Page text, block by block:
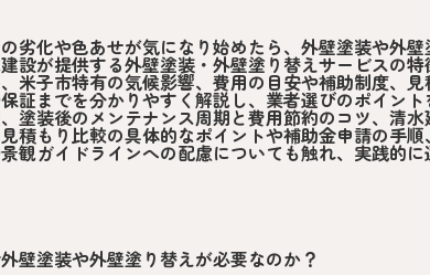
劣化や色あせが気になり始めたら、外壁塗装や外
設が提供する外壁塗装・外壁塗り替えサービスの
米子市特有の気候影響、費用の目安や補助制度、
証までを分かりやすく解説し、業者選びのポイン
塗装後のメンテナンス周期と費用節約のコツ、清
積もり比較の具体的なポイントや補助金申請の手
観ガイドラインへの配慮についても触れ、実践的に
壁塗装や外壁塗り替えが必要なのか？